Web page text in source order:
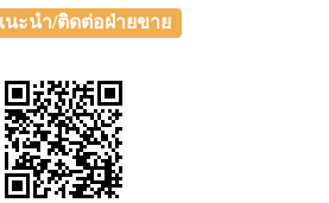
ะนำ/ติดต่อฝ่ายขาย